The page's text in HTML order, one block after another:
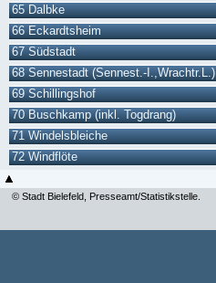
65 Dalbke
66 Eckardtsheim
67 Südstadt
68 Sennestadt (Sennest.-I.,Wrachtr.L.)
69 Schillingshof
70 Buschkamp (inkl. Togdrang)
71 Windelsbleiche
72 Windflöte
© Stadt Bielefeld, Presseamt/Statistikstelle.